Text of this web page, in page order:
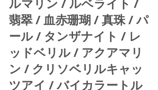
ルマリン / ルベライト /
翡翠 / 血赤珊瑚 / 真珠 / パ
ール / タンザナイト / レ
ッドベリル / アクアマリ
ン / クリソベリルキャッ
ツアイ / バイカラートル